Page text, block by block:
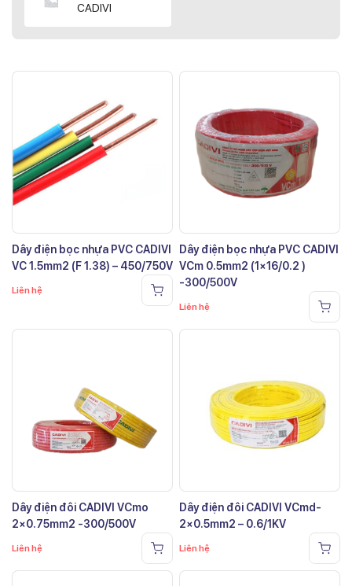
CADIVI
Dây điện bọc nhựa PVC CADIVI
VC 1.5mm2 (F 1.38) – 450/750V
Liên hệ
Dây điện bọc nhựa PVC CADIVI
VCm 0.5mm2 (1×16/0.2 )
-300/500V
Liên hệ
Dây điện đôi CADIVI VCmo
2×0.75mm2 -300/500V
Liên hệ
Dây điện đôi CADIVI VCmd-
2×0.5mm2 – 0.6/1KV
Liên hệ